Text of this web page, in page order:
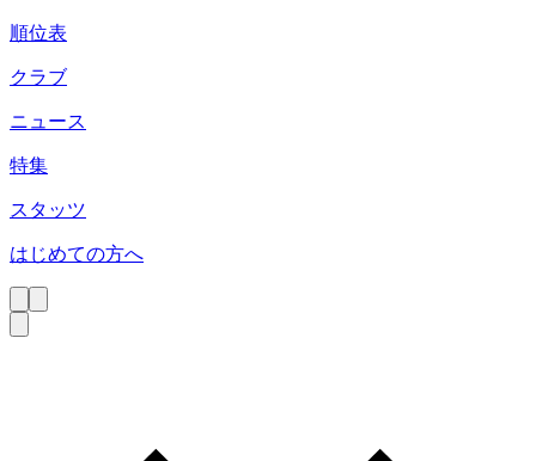
順位表
クラブ
ニュース
特集
スタッツ
はじめての方へ